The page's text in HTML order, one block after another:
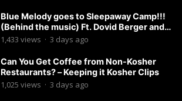
Blue Melody goes to Sleepaway Camp!!!
(Behind the music) Ft. Dovid Berger and
Chaim Brown
1,433 views · 3 days ago
Can You Get Coffee from Non-Kosher
Restaurants? – Keeping it Kosher Clips
1,025 views · 3 days ago